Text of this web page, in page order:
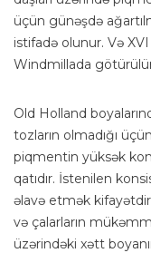
üçün günəşdə
istifadə olunur. Və
Windmillada
Old Holland
tozların olmadığı
piqmentin yüksək
qatıdır. İstenilen
əlavə etmək
və çalarların
üzərindəki xətt